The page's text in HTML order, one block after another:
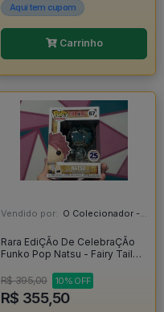
Aqui tem cupom
Carrinho
Vendido por: O Colecionador - SP
Rara EdiÇÃo De CelebraÇÃo
Funko Pop Natsu - Fairy Tail
R$ 395,00
10% OFF
R$ 355,50